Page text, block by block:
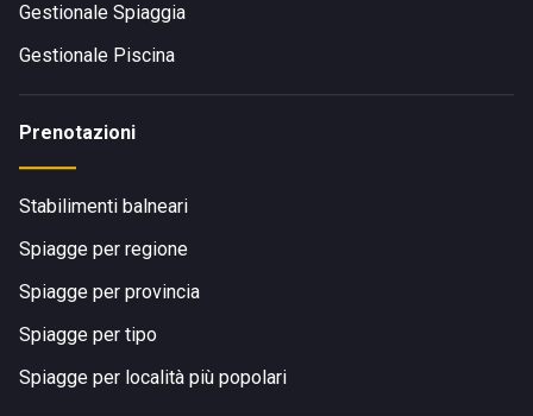
Gestionale Spiaggia
Gestionale Piscina
Prenotazioni
Stabilimenti balneari
Spiagge per regione
Spiagge per provincia
Spiagge per tipo
Spiagge per località più popolari